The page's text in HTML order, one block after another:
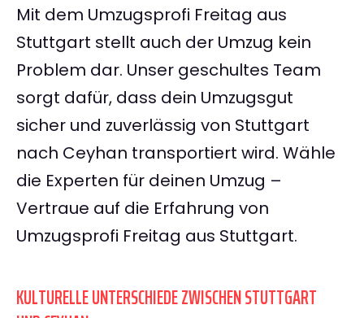
Mit dem Umzugsprofi Freitag aus
Stuttgart stellt auch der Umzug kein
Problem dar. Unser geschultes Team
sorgt dafür, dass dein Umzugsgut
sicher und zuverlässig von Stuttgart
nach Ceyhan transportiert wird. Wähle
die Experten für deinen Umzug –
Vertraue auf die Erfahrung von
Umzugsprofi Freitag aus Stuttgart.
KULTURELLE UNTERSCHIEDE ZWISCHEN STUTTGART